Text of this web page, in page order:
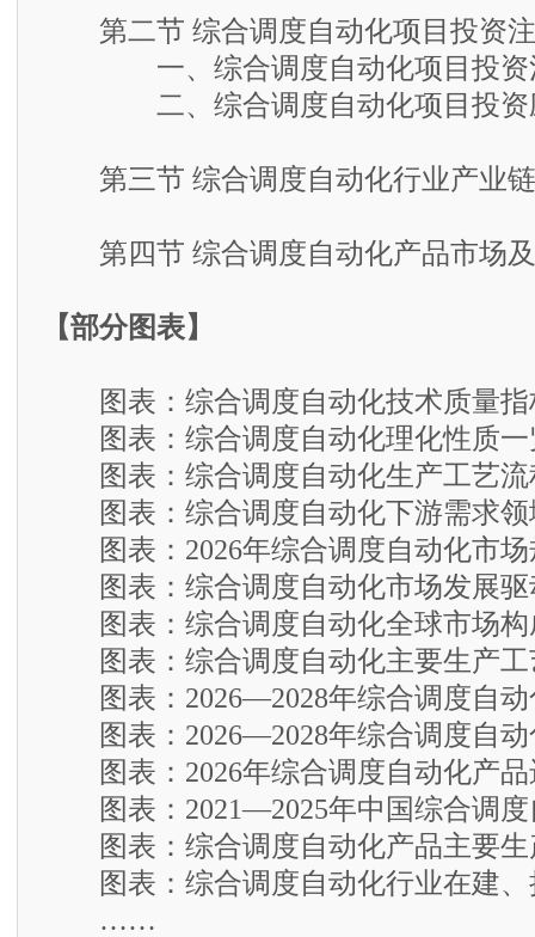
第二节 综合调度自动化项目投资注
一、综合调度自动化项目投资
二、综合调度自动化项目投资
第三节 综合调度自动化行业产业
第四节 综合调度自动化产品市场及
【部分图表】
图表：综合调度自动化技术质量指
图表：综合调度自动化理化性质一
图表：综合调度自动化生产工艺流
图表：综合调度自动化下游需求领
图表：2026年综合调度自动化市场
图表：综合调度自动化市场发展驱
图表：综合调度自动化全球市场构
图表：综合调度自动化主要生产工
图表：2026—2028年综合调度自动
图表：2026—2028年综合调度自动
图表：2026年综合调度自动化产品
图表：2021—2025年中国综合调度
图表：综合调度自动化产品主要生
图表：综合调度自动化行业在建、
……